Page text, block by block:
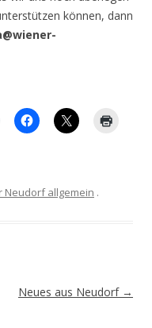
können, dann
Neudorf allgemein .
Neues aus Neudorf →